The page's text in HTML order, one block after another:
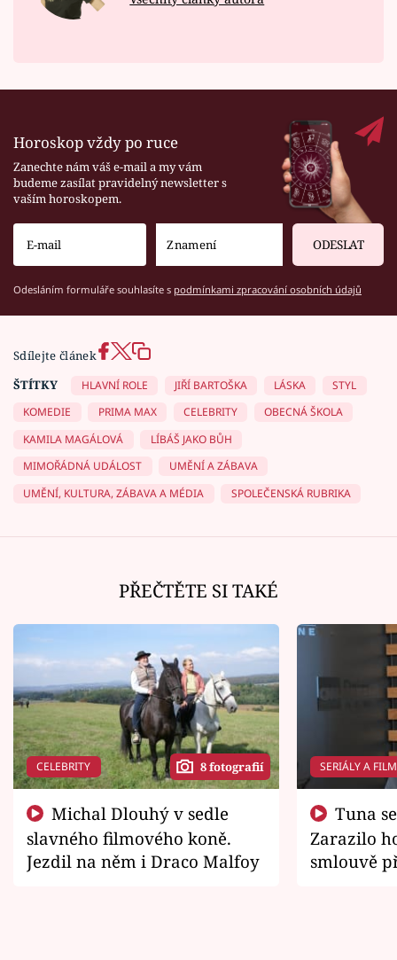
Horoskop vždy po ruce
Zanechte nám váš e-mail a my vám
budeme zasílat pravidelný newsletter s
vaším horoskopem.
ODESLAT
Odesláním formuláře souhlasíte s podmínkami zpracování osobních údajů
Sdílejte článek
ŠTÍTKY
HLAVNÍ ROLE JIŘÍ BARTOŠKA LÁSKA
STYL
KOMEDIE
PRIMA MAX CELEBRITY
OBECNÁ ŠKOLA
KAMILA MAGÁLOVÁ
LÍBÁŠ JAKO BŮH
MIMOŘÁDNÁ UDÁLOST
UMĚNÍ A ZÁBAVA
UMĚNÍ, KULTURA, ZÁBAVA A MÉDIA
SPOLEČENSKÁ RUBRIKA
PŘEČTĚTE SI TAKÉ
CELEBRITY 8 fotografií
slavného filmového koně.
Jezdil na něm i Draco Malfoy
SERIÁLY A
Zarazilo
smlouvě